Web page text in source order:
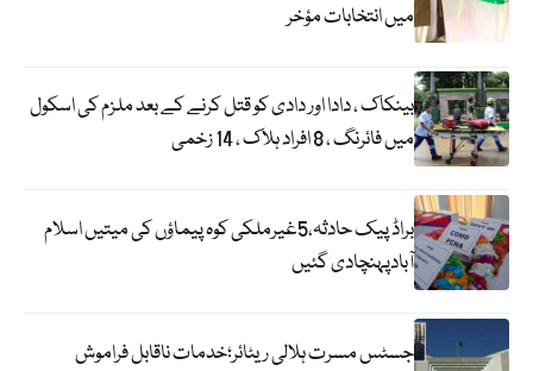
میں انتخابات مؤخر
بینکاک ، دادا اور دادی کو قتل کرنے کے بعد ملزم کی اسکول
میں فائرنگ ، 8 افراد ہلاک ، 14 زخمی
براڈ پیک حادثہ،5غیرملکی کوہ پیماؤں کی میتیں اسلام
آبادپہنچادی گئیں
جسٹس مسرت ہلالی ریٹائر؛خدمات ناقابل فراموش